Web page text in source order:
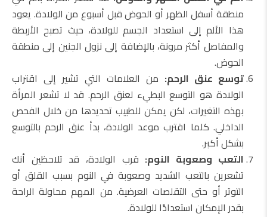
منطقة أسفل الظهر أو الحوض قبل أسبوع من الولادة. يعود
هذا الألم إلى استعداد الجسم للولادة، حيث تصبح الأربطة
والمفاصل أكثر مرونة، بالإضافة إلى نزول الجنين إلى منطقة
الحوض.
توسع عنق الرحم: من العلامات التي تشير إلى اقتراب
الولادة هو التوسع البطيء لعنق الرحم. قد لا تشعر المرأة
بهذه التغيرات، لكن يمكن للطبيب تحديدها من خلال الفحص
الداخلي. كلما اقترب موعد الولادة، بدأ عنق الرحم بالتوسع
بشكل أكبر.
التعب وصعوبة النوم: قرب الولادة، قد تلاحظين أنك
تشعرين بالتعب الشديد وصعوبة في النوم بسبب القلق أو
التوتر أو حتى التقلصات العرضية. من المهم محاولة الراحة
بقدر الإمكان استعدادًا للولادة.